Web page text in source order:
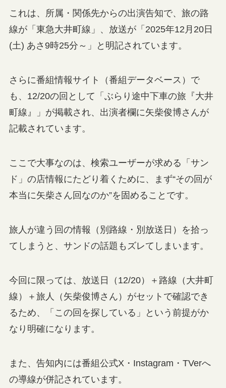
これは、所属・関係先からの出演告知で、旅の路
線が「東急大井町線」、放送が「2025年12月20日
(土) あさ9時25分～」と明記されています。
さらに番組情報サイト（番組データベース）で
も、12/20の回として「ぶらり途中下車の旅『大井
町線』」が掲載され、出演者欄に矢柴俊博さんが
記載されています。
ここで大事なのは、検索ユーザーが求める「サン
ド」の店情報にたどり着くために、まず“その回が
本当に矢柴さん回なのか”を固めることです。
旅人が違う回の情報（別路線・別放送日）を拾っ
てしまうと、サンドの話題もズレてしまいます。
今回に限っては、放送日（12/20）＋路線（大井町
線）＋旅人（矢柴俊博さん）がセットで確認でき
るため、「この回を探している」という前提がか
なり明確になります。
また、告知内には番組公式X・Instagram・TVerへ
の導線が併記されています。